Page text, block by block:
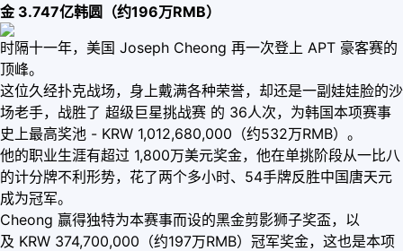
金 3.747亿韩圆（约196万RMB）
时隔十一年，美国 Joseph Cheong 再一次登上 APT 豪客赛的
顶峰。
这位久经扑克战场，身上戴满各种荣誉，却还是一副娃娃脸的沙
场老手，战胜了 超级巨星挑战赛 的 36人次，为韩国本项赛事
史上最高奖池 - KRW 1,012,680,000（约532万RMB）。
他的职业生涯有超过 1,800万美元奖金，他在单挑阶段从一比八
的计分牌不利形势，花了两个多小时、54手牌反胜中国唐天元
成为冠军。
Cheong 赢得独特为本赛事而设的黑金剪影狮子奖盃，以
及 KRW 374,700,000（约197万RMB）冠军奖金，这也是本项